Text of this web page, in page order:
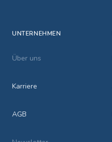
UNTERNEHMEN
Über uns
Karriere
AGB